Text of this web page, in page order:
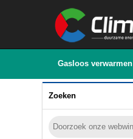
Gasloos verwarmen
Zoeken